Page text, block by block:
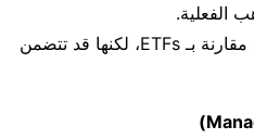
الفعلية.
تقدم هذه الصناديق تنويعاً أوسع مقارنة بـ ETFs، لكنها قد تتضمن